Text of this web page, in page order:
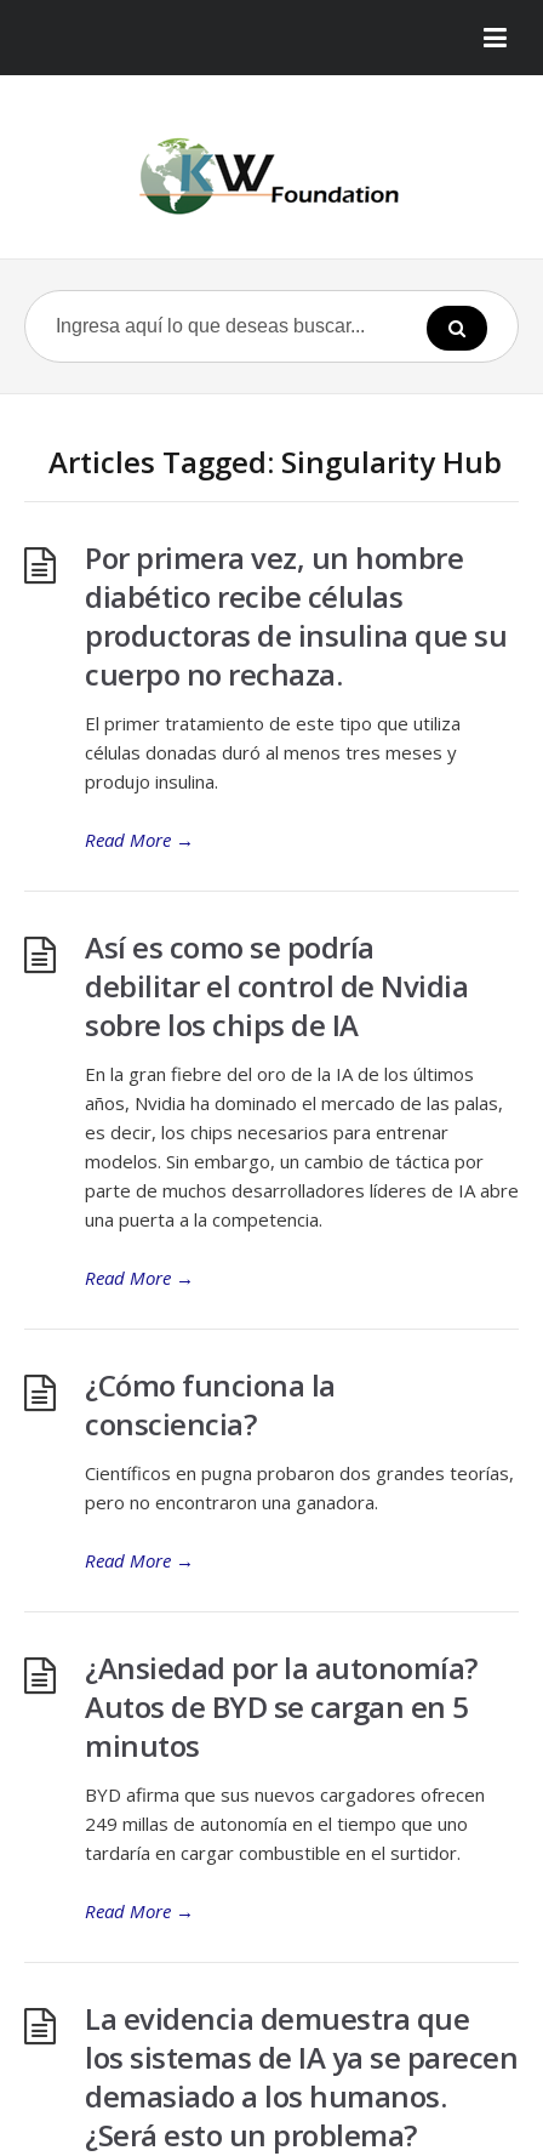
Articles Tagged: Singularity Hub
Por primera vez, un hombre
diabético recibe células
productoras de insulina que su
cuerpo no rechaza.
El primer tratamiento de este tipo que utiliza
células donadas duró al menos tres meses y
produjo insulina.
Read More →
Así es como se podría
debilitar el control de Nvidia
sobre los chips de IA
En la gran fiebre del oro de la IA de los últimos
años, Nvidia ha dominado el mercado de las palas,
es decir, los chips necesarios para entrenar
modelos. Sin embargo, un cambio de táctica por
parte de muchos desarrolladores líderes de IA abre
una puerta a la competencia.
Read More →
¿Cómo funciona la
consciencia?
Científicos en pugna probaron dos grandes teorías,
pero no encontraron una ganadora.
Read More →
¿Ansiedad por la autonomía?
Autos de BYD se cargan en 5
minutos
BYD afirma que sus nuevos cargadores ofrecen
249 millas de autonomía en el tiempo que uno
tardaría en cargar combustible en el surtidor.
Read More →
La evidencia demuestra que
los sistemas de IA ya se parecen
demasiado a los humanos.
¿Será esto un problema?